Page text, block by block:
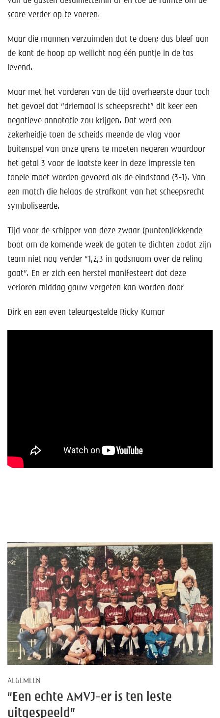
score verder op te voeren.
Maar die mannen verzuimden dat te doen; dus bleef aan
de kant de hoop op wellicht nog één puntje in de tas
levend.
Maar met het vorderen van de tijd overheerste daar toch
het gevoel dat “driemaal is scheepsrecht” dit keer een
negatieve annotatie zou krijgen. Dat werd een
zekerheidje toen de scheids meende de vlag voor
buitenspel van onze grens te moeten negeren waardoor
het getal 3 voor de laatste keer in deze impressie ten
tonele moet worden gevoerd als de eindstand (3-1). Van
een match die helaas de strafkant van het scheepsrecht
symboliseerde.
Tijd voor de schipper van deze zwaar (punten)lekkende
boot om de komende week de gaten te dichten zodat zijn
team niet nog verder “1,2,3 in godsnaam over de reling
gaat”. En er zich een herstel manifesteert dat deze
verloren middag gauw vergeten kan worden door
Dirk en een even teleurgestelde Ricky Kumar
ALGEMEEN
“Een echte AMVJ-er is ten leste
uitgespeeld”